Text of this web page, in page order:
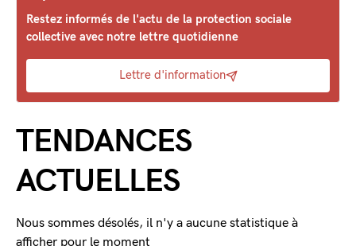
Restez informés de l'actu de la protection sociale
collective avec notre lettre quotidienne
Lettre d'information
TENDANCES
ACTUELLES
Nous sommes désolés, il n'y a aucune statistique à
afficher pour le moment